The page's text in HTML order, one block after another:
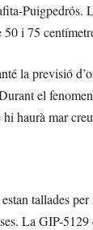
Puigpedrós.
50 i 75
la previsió
el
haurà mar
tallades
La GIP-